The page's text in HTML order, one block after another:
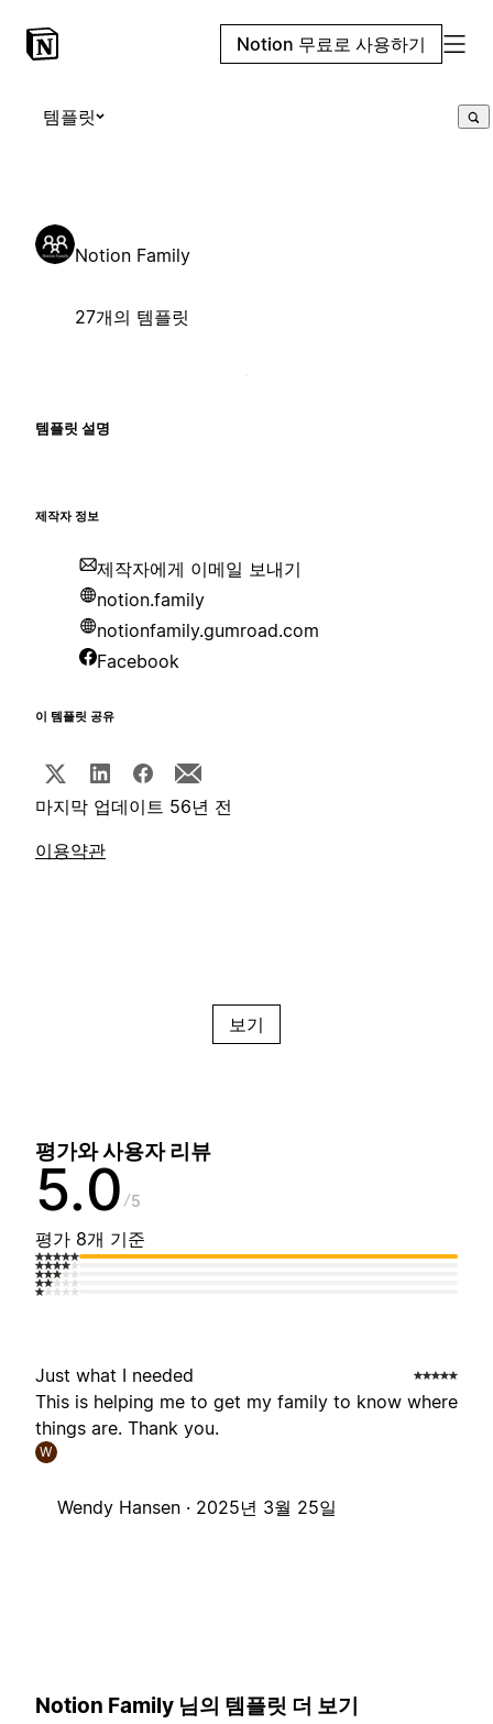
Notion 무료로 사용하기
템플릿
Notion Family
27개의 템플릿
템플릿 설명
제작자 정보
제작자에게 이메일 보내기
notion.family
notionfamily.gumroad.com
Facebook
이 템플릿 공유
마지막 업데이트 56년 전
이용약관
보기
평가와 사용자 리뷰
5.0 5
평가 8개 기준
Just what I needed
This is helping me to get my family to know where
things are. Thank you.
W
Wendy Hansen · 2025년 3월 25일
Notion Family 님의 템플릿 더 보기